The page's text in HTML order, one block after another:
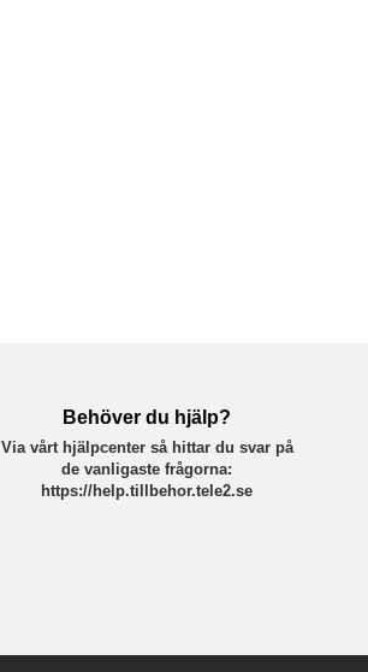
Behöver du hjälp?
Via vårt hjälpcenter så hittar du svar på
de vanligaste frågorna:
https://help.tillbehor.tele2.se